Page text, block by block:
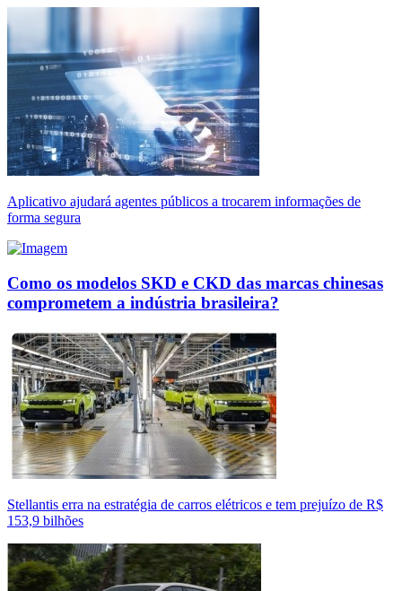
Aplicativo ajudará agentes públicos a trocarem informações de
forma segura
Como os modelos SKD e CKD das marcas chinesas
comprometem a indústria brasileira?
Stellantis erra na estratégia de carros elétricos e tem prejuízo de R$
153,9 bilhões